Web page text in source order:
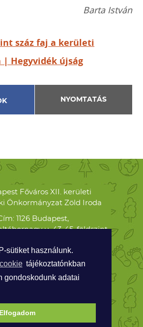
sütiket használunk.
cookie tájékoztatónkban
gondoskodunk adatai
Elfogadom
Barta István
száz faj a kerületi
Hegyvidék újság
NYOMTATÁS
Főváros XII. kerületi
Önkormányzat Zöld Iroda
1126 Budapest,
u. 43-45. földszint
cím: 1126 Budapest,
+36 70 938 8474